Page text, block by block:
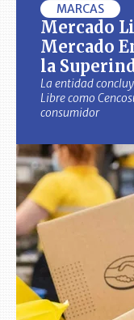
MARCAS
Mercado
Mercado
la
La entidad
Libre como
consumidor